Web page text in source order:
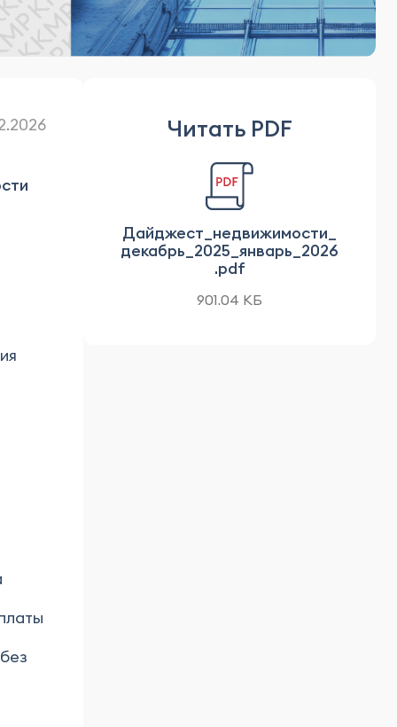
Читать PDF
Дайджест_недвижимости_
декабрь_2025_январь_2026
.pdf
901.04 КБ